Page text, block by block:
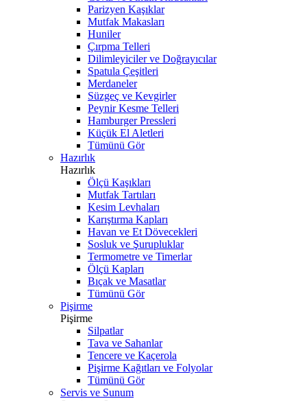
Parizyen Kaşıklar
Mutfak Makasları
Huniler
Çırpma Telleri
Dilimleyiciler ve Doğrayıcılar
Spatula Çeşitleri
Merdaneler
Süzgeç ve Kevgirler
Peynir Kesme Telleri
Hamburger Pressleri
Küçük El Aletleri
Tümünü Gör
Hazırlık
Hazırlık
Ölçü Kaşıkları
Mutfak Tartıları
Kesim Levhaları
Karıştırma Kapları
Havan ve Et Dövecekleri
Sosluk ve Şurupluklar
Termometre ve Timerlar
Ölçü Kapları
Bıçak ve Masatlar
Tümünü Gör
Pişirme
Pişirme
Silpatlar
Tava ve Sahanlar
Tencere ve Kaçerola
Pişirme Kağıtları ve Folyolar
Tümünü Gör
Servis ve Sunum